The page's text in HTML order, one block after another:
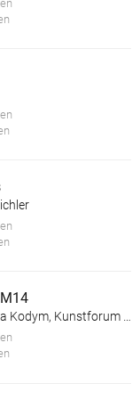
Heidi Zednik + Petra Kodym, Kunstforum Salzkammergut